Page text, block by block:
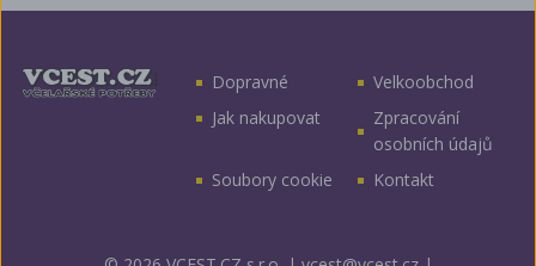
Dopravné
Velkoobchod
Jak nakupovat
Zpracování
osobních údajů
Soubory cookie
Kontakt